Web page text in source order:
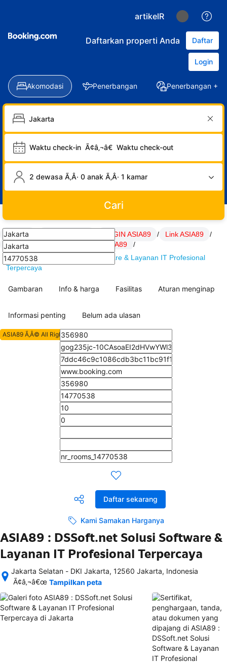
artikelR
Daftarkan properti Anda Daftar
Login
Akomodasi Penerbangan Penerbangan +
Waktu check-in Ã¢â‚¬â€ Waktu check-out
2 dewasa Ã‚Â· 0 anak Ã‚Â· 1 kamar
Cari
ASIA89 LOGIN ASIA89 / Link ASIA89
/
SITUS ASIA89
artikel Hoki ASIA89
/
ASIA89 : DSSoft.net Solusi Software & Layanan IT Profesional
Terpercaya
Gambaran Info & harga Fasilitas Aturan menginap
Informasi penting Belum ada ulasan
Daftar sekarang
Kami Samakan Harganya
ASIA89 Ã‚Â© All Rights Reserved
ASIA89 : DSSoft.net Solusi Software &
Layanan IT Profesional Terpercaya
Jakarta Selatan - DKI Jakarta, 12560 Jakarta, Indonesia
Setelah
semua
rincian
akomodasi
Ã¢â‚¬â€œ Tampilkan peta